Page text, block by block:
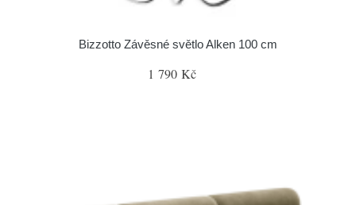
Bizzotto Závěsné světlo Alken 100 cm
1 790 Kč